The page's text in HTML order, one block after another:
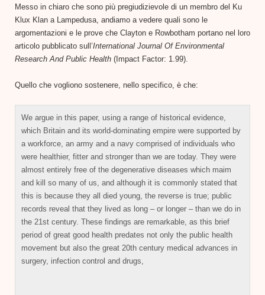
Messo in chiaro che sono più pregiudizievole di un membro del Ku
Klux Klan a Lampedusa, andiamo a vedere quali sono le
argomentazioni e le prove che Clayton e Rowbotham portano nel loro
articolo pubblicato sull’International Journal Of Environmental
Research And Public Health (Impact Factor: 1.99).
Quello che vogliono sostenere, nello specifico, è che:
We argue in this paper, using a range of historical evidence,
which Britain and its world-dominating empire were supported by
a workforce, an army and a navy comprised of individuals who
were healthier, fitter and stronger than we are today. They were
almost entirely free of the degenerative diseases which maim
and kill so many of us, and although it is commonly stated that
this is because they all died young, the reverse is true; public
records reveal that they lived as long – or longer – than we do in
the 21st century. These findings are remarkable, as this brief
period of great good health predates not only the public health
movement but also the great 20th century medical advances in
surgery, infection control and drugs,